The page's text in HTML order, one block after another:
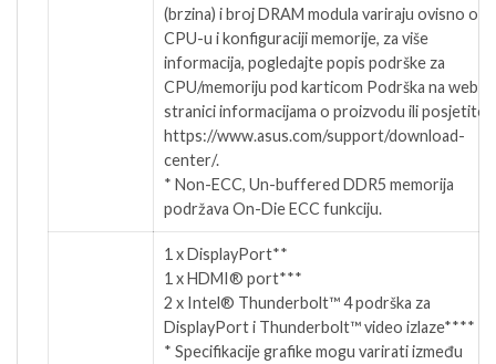
(brzina) i broj DRAM modula variraju ovisno o
CPU-u i konfiguraciji memorije, za više
informacija, pogledajte popis podrške za
CPU/memoriju pod karticom Podrška na web
stranici informacijama o proizvodu ili posjetite
https://www.asus.com/support/download-
center/.
* Non-ECC, Un-buffered DDR5 memorija
podržava On-Die ECC funkciju.
1 x DisplayPort**
1 x HDMI® port***
2 x Intel® Thunderbolt™ 4 podrška za
DisplayPort i Thunderbolt™ video izlaze****
* Specifikacije grafike mogu varirati između